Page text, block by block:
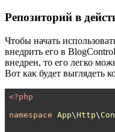
Репозиторий в
Чтобы начать
внедрить его в
внедрен, то его легко
Вот как будет выглядеть
<?php
namespace App\Http\